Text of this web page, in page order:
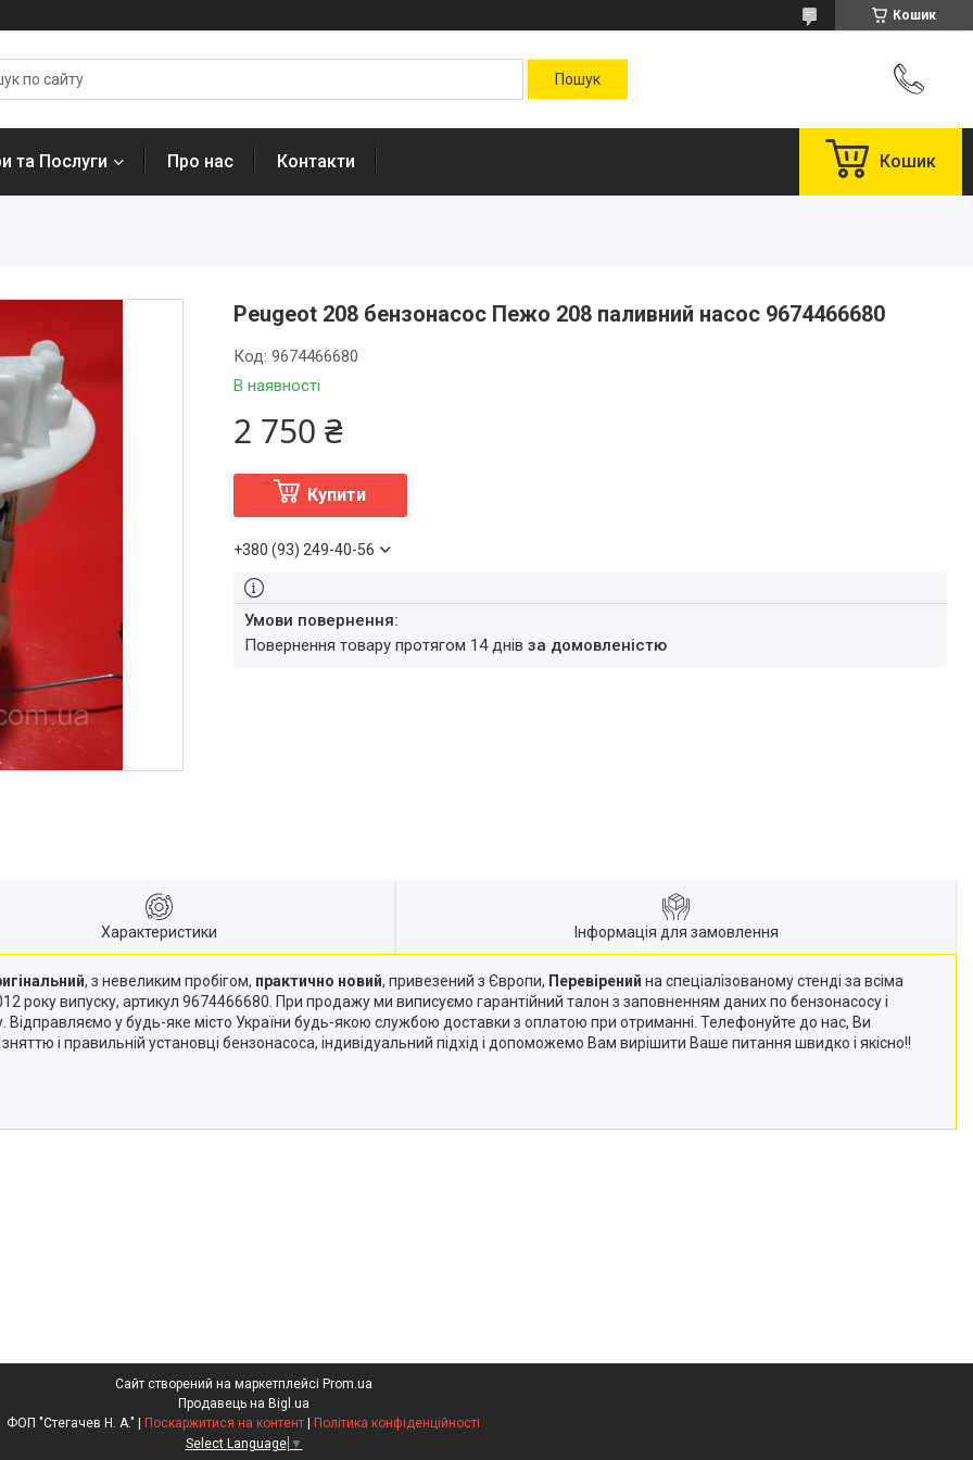
Кошик
та Послуги Про нас Контакти Кошик
Peugeot 208 бензонасос Пежо 208 паливний насос 9674466680
В наявності
Код: 9674466680
2 750 ₴
Купити
+380 (93) 249-40-56
повернення товару протягом 14 днів за домовленістю
Характеристики Інформація для замовлення
, з невеликим пробігом, практично новий, привезений з Європи, Перевірений на спеціалізованому стенді за всіма
року випуску, артикул 9674466680. При продажу ми виписуємо гарантійний талон з заповненням даних по бензонасосу і
Відправляємо у будь-яке місто України будь-якою службою доставки з оплатою при отриманні. Телефонуйте до нас, Ви
і правильній установці бензонасоса, індивідуальний підхід і допоможемо Вам вирішити Ваше питання швидко і якісно!!
Сайт створений на маркетплейсі Prom.ua
Продавець на Bigl.ua
Поскаржитися на контент
Політика конфіденційності
Select Language ▼